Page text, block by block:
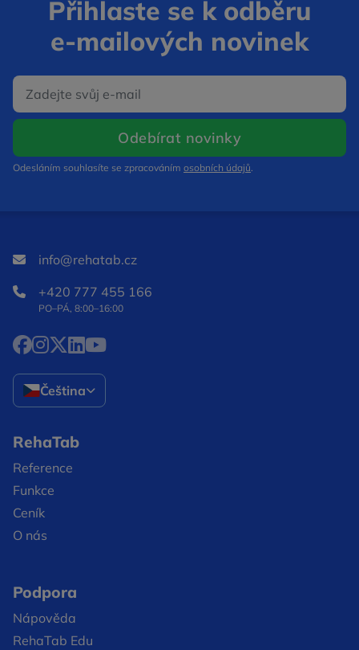
Přihlaste se k odběru
e‑mailových novinek
E‑mail
Odebírat novinkyOtevře se v
Odesláním souhlasíte se zpracováním osobních údajů.
info@rehatab.cz
+420 777 455 166
PO–PÁ, 8:00–16:00
Facebook Otevře se v novém okně
Instagram Otevře se v novém okně
X Otevře se v novém okně
LinkedIn Otevře se v novém okně
YouTube Otevře se v novém okně
Čeština
RehaTab
Reference
Funkce
Ceník
O nás
Podpora
Nápověda
RehaTab Edu